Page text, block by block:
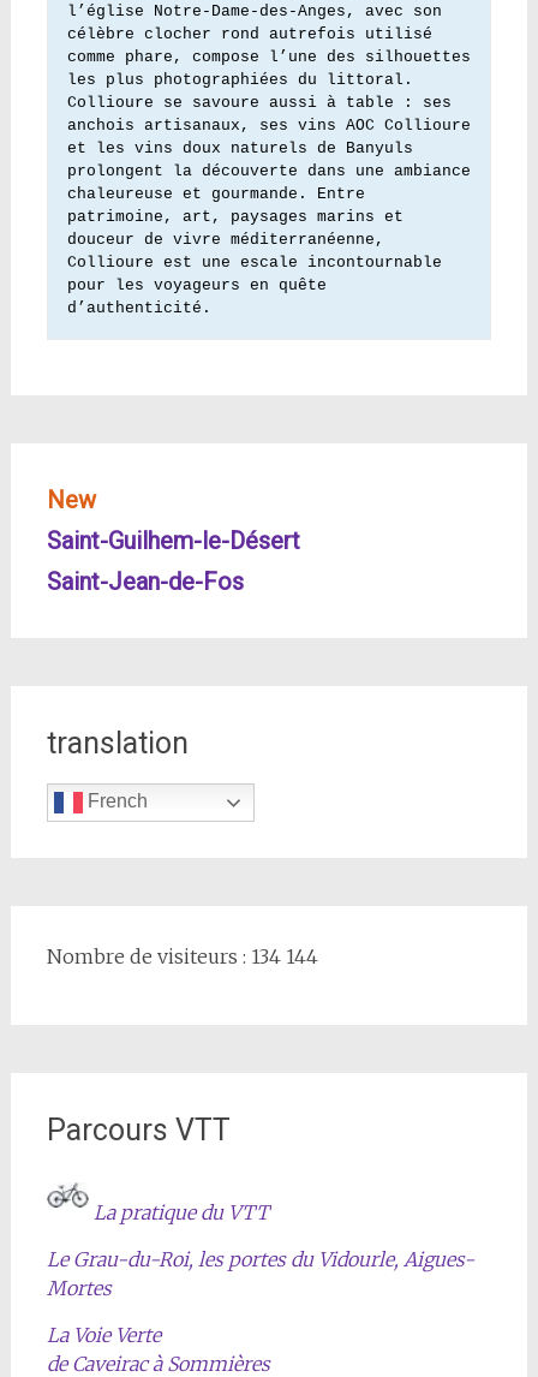
l’église Notre-Dame-des-Anges, avec son
célèbre clocher rond autrefois utilisé
comme phare, compose l’une des silhouettes
les plus photographiées du littoral.
Collioure se savoure aussi à table : ses
anchois artisanaux, ses vins AOC Collioure
et les vins doux naturels de Banyuls
prolongent la découverte dans une ambiance
chaleureuse et gourmande. Entre
patrimoine, art, paysages marins et
douceur de vivre méditerranéenne,
Collioure est une escale incontournable
pour les voyageurs en quête
d’authenticité.
New
Saint-Guilhem-le-Désert
Saint-Jean-de-Fos
translation
French
Nombre de visiteurs : 134 144
Parcours VTT
La pratique du VTT
Le Grau-du-Roi, les portes du Vidourle, Aigues-
Mortes
La Voie Verte
de Caveirac à Sommières